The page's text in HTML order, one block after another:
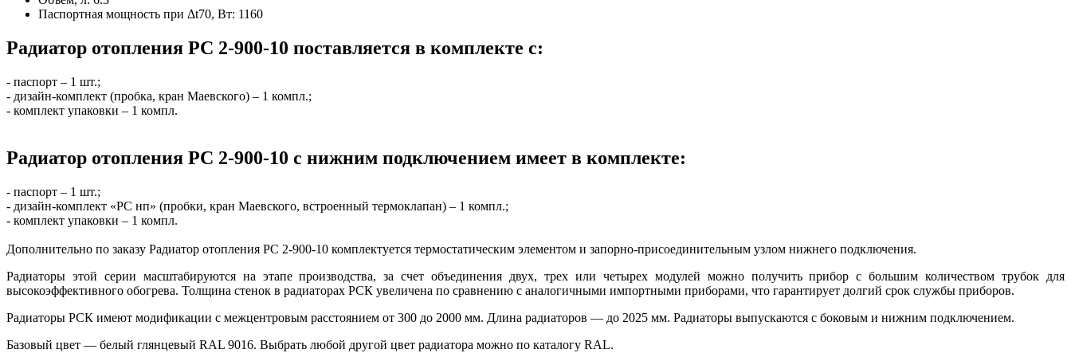
Паспортная мощность при Δt70, Вт: 1160
Радиатор отопления РС 2-900-10 поставляется в комплекте с:
- паспорт – 1 шт.;
- дизайн-комплект (пробка, кран Маевского) – 1 компл.;
- комплект упаковки – 1 компл.
Радиатор отопления РС 2-900-10 с нижним подключением имеет в комплекте:
- паспорт – 1 шт.;
- дизайн-комплект «РС нп» (пробки, кран Маевского, встроенный термоклапан) – 1 компл.;
- комплект упаковки – 1 компл.
Дополнительно по заказу Радиатор отопления РС 2-900-10 комплектуется термостатическим элементом и запорно-присоединительным узлом нижнего подключения.
Радиаторы этой серии масштабируются на этапе производства, за счет объединения двух, трех или четырех модулей можно получить прибор с большим количеством трубок для
высокоэффективного обогрева. Толщина стенок в радиаторах РСК увеличена по сравнению с аналогичными импортными приборами, что гарантирует долгий срок службы приборов.
Радиаторы РСК имеют модификации с межцентровым расстоянием от 300 до 2000 мм. Длина радиаторов — до 2025 мм. Радиаторы выпускаются с боковым и нижним подключением.
Базовый цвет — белый глянцевый RAL 9016. Выбрать любой другой цвет радиатора можно по каталогу RAL.